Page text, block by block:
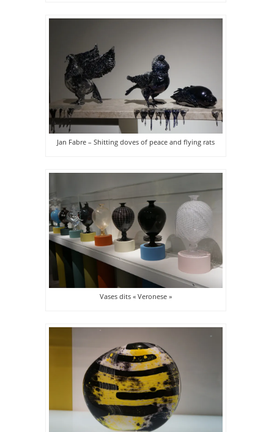
Jan Fabre – Shitting doves of peace and flying rats
Vases dits « Veronese »